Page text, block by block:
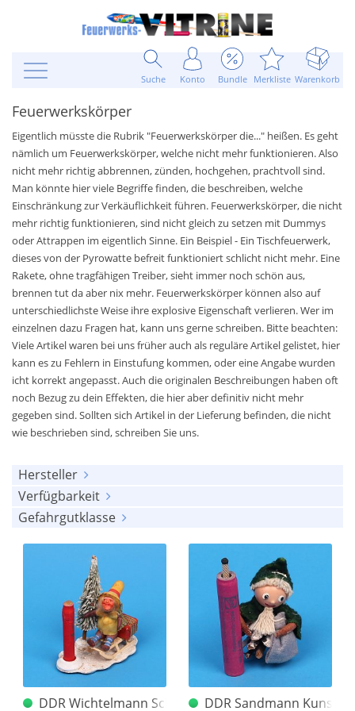
Suche Konto Bundle Merkliste Warenkorb
Feuerwerkskörper
Eigentlich müsste die Rubrik "Feuerwerkskörper die..." heißen. Es geht
nämlich um Feuerwerkskörper, welche nicht mehr funktionieren. Also
nicht mehr richtig abbrennen, zünden, hochgehen, prachtvoll sind.
Man könnte hier viele Begriffe finden, die beschreiben, welche
Einschränkung zur Verkäuflichkeit führen. Feuerwerkskörper, die nicht
mehr richtig funktionieren, sind nicht gleich zu setzen mit Dummys
oder Attrappen im eigentlich Sinne. Ein Beispiel - Ein Tischfeuerwerk,
dieses von der Pyrowatte befreit funktioniert schlicht nicht mehr. Eine
Rakete, ohne tragfähigen Treiber, sieht immer noch schön aus,
brennen tut da aber nix mehr. Feuerwerkskörper können also auf
unterschiedlichste Weise ihre explosive Eigenschaft verlieren. Wer im
einzelnen dazu Fragen hat, kann uns gerne schreiben. Bitte beachten:
Viele Artikel waren bei uns früher auch als reguläre Artikel gelistet, hier
kann es zu Fehlern in Einstufung kommen, oder eine Angabe wurden
icht korrekt angepasst. Auch die originalen Beschreibungen haben oft
noch Bezug zu dein Effekten, die hier aber definitiv nicht mehr
gegeben sind. Sollten sich Artikel in der Lieferung befinden, die nicht
wie beschrieben sind, schreiben Sie uns.
Hersteller
alle anzeigen
Bo Peep
Depyfag(67)
Diamond(19)
(1)
F.K.W.(107)
Verfügbarkeit
alle anzeigen
ausverkauft(560)
Gefahrgutklasse
alle anzeigen
(1784)
1.4S (UN 0337)(26)
1.4G (UN 0336)(3)
DDR Wichtelmann Schlitten Kunstblume Sebnitz
DDR Sandmann